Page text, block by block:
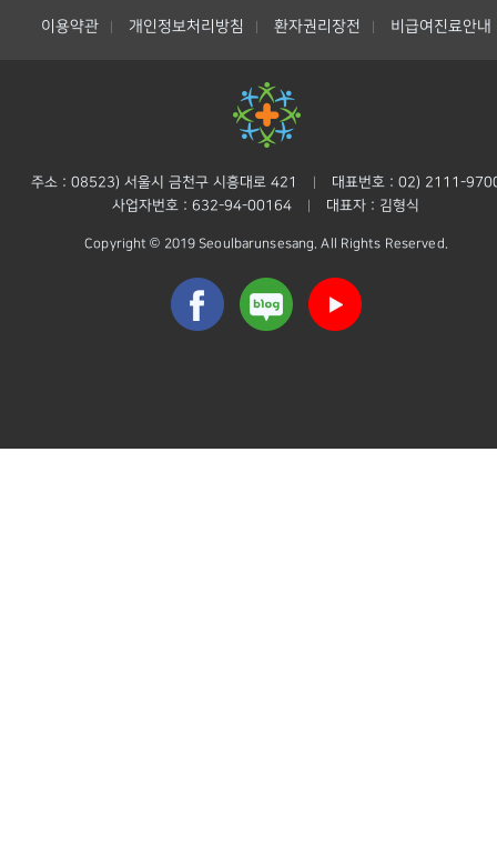
이용약관 개인정보처리방침 환자권리장전 비급여진료안내
주소 : 08523) 서울시 금천구 시흥대로 421
대표번호 : 02) 2111-
사업자번호 : 632-94-00164
대표자 : 김형식
Copyright © 2019 Seoulbarunsesang. All Rights Reserved.